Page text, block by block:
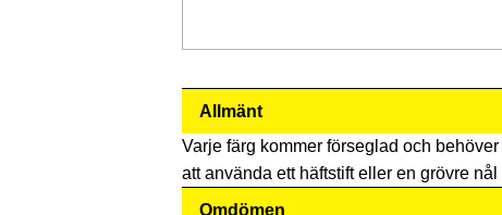
Allmänt
Varje färg kommer förseglad och
att använda ett häftstift eller en grövre nål
Omdömen